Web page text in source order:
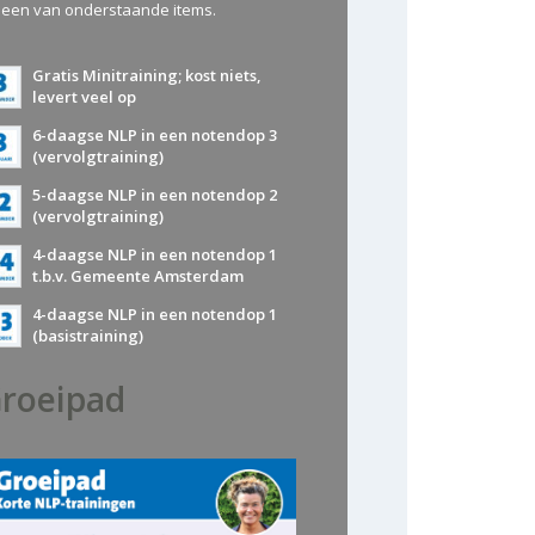
van onderstaande items.
Gratis Minitraining; kost niets,
levert veel op
6-daagse NLP in een notendop 3
(vervolgtraining)
5-daagse NLP in een notendop 2
(vervolgtraining)
4-daagse NLP in een notendop 1
t.b.v. Gemeente Amsterdam
4-daagse NLP in een notendop 1
(basistraining)